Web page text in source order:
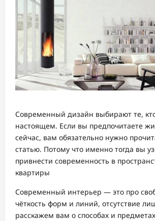
Современный дизайн выбирают те,
настоящем. Если вы предпочитаете
сейчас, вам обязательно нужно
статью. Потому что именно тогда вы
привнести современность в
квартиры
Современный интерьер — это про
чёткость форм и линий, отсутствие
расскажем вам о способах и